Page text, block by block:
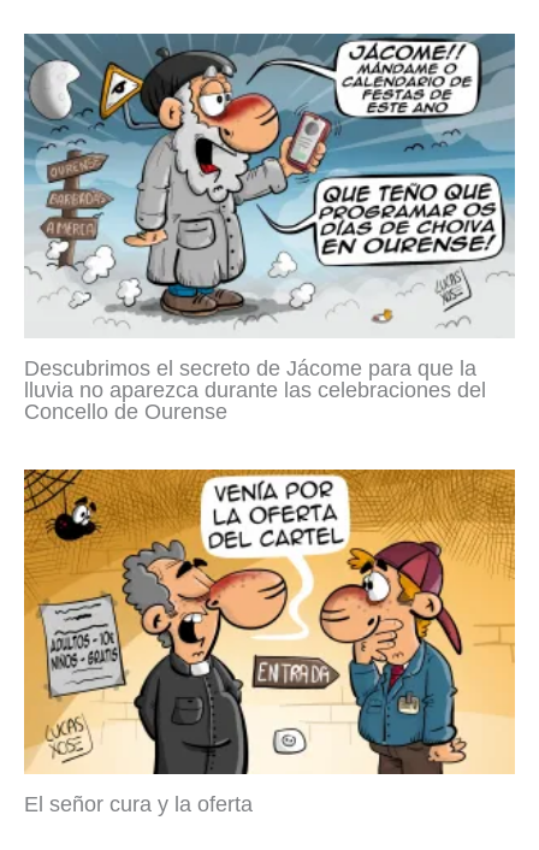
Descubrimos el secreto de Jácome para que la
lluvia no aparezca durante las celebraciones del
Concello de Ourense
El señor cura y la oferta